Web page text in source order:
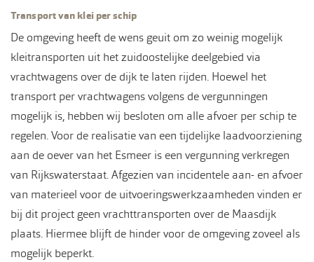
Transport van klei per schip
De omgeving heeft de wens geuit om zo weinig mogelijk
kleitransporten uit het zuidoostelijke deelgebied via
vrachtwagens over de dijk te laten rijden. Hoewel het
transport per vrachtwagens volgens de vergunningen
mogelijk is, hebben wij besloten om alle afvoer per schip te
regelen. Voor de realisatie van een tijdelijke laadvoorziening
aan de oever van het Esmeer is een vergunning verkregen
van Rijkswaterstaat. Afgezien van incidentele aan- en afvoer
van materieel voor de uitvoeringswerkzaamheden vinden er
bij dit project geen vrachttransporten over de Maasdijk
plaats. Hiermee blijft de hinder voor de omgeving zoveel als
mogelijk beperkt.